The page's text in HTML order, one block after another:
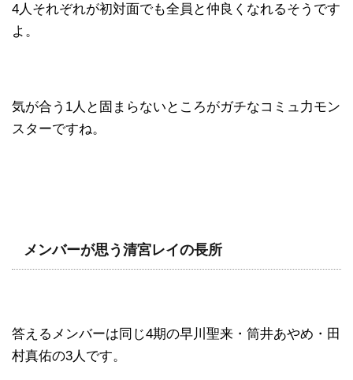
4人それぞれが初対面でも全員と仲良くなれるそうです
よ。
気が合う1人と固まらないところがガチなコミュ力モン
スターですね。
メンバーが思う清宮レイの長所
答えるメンバーは同じ4期の早川聖来・筒井あやめ・田
村真佑の3人です。